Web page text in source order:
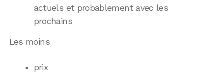
actuels et probablement avec les
prochains
Les moins
prix